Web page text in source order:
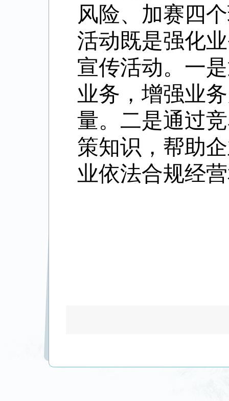
风险、加赛四
活动既是强化
宣传活动。一
业务，增强业
量。二是通过
策知识，帮助
业依法合规经